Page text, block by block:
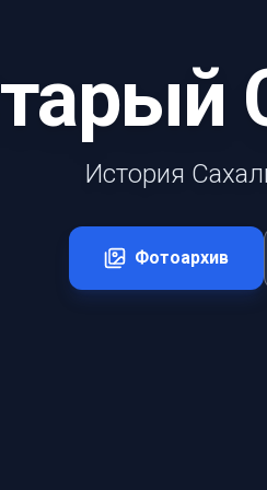
История
Фотоархив